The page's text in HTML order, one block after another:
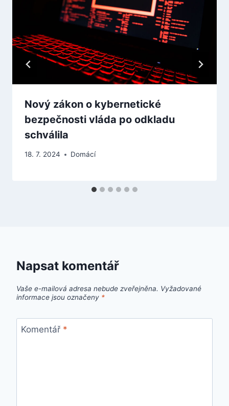
Nový zákon o kybernetické
bezpečnosti vláda po odkladu
schválila
18. 7. 2024 Domácí
Napsat komentář
Vaše e-mailová adresa nebude zveřejněna. Vyžadované
informace jsou označeny *
Komentář *